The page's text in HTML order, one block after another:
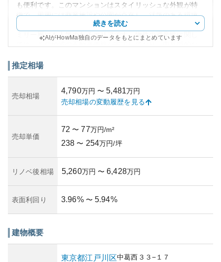
も便利です。このマンションはスタイリッシュな外観が特
徴で、周囲には商業施設や公園が点在し、活気のある環境
を楽しむことができます。周辺は治安が比較的良く、ファ
ミリー層にも人気のあるエリアです。物件の資産性に関し
は江戸川区は江東区に近接しているため、近年の地震や洪
管理状況については、購入前に管理状態の確認をお勧めし
ます。築年数などの詳細情報を元に資産性を考慮すること
が望ましいです。
続きを読む
AIがHowMa独自のデータをもとにまとめています
推定相場
売却相場
4,790万円 〜 5,481万円
売却相場の変動履歴を見る
売却単価
72 〜 77万円/m²
238 〜 254万円/坪
リノベ後相場 5,260万円 〜 6,428万円
表面利回り 3.96% 〜 5.94%
建物概要
東京都江戸川区中葛西 ３３−１７